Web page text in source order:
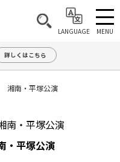
LANGUAGE MENU
詳しくはこちら
湘南・平塚公演
・平塚公演